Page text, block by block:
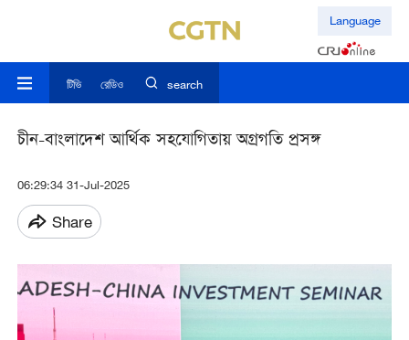
Language
টিভি রেডিও search
চীন-বাংলাদেশ আর্থিক সহযোগিতায় অগ্রগতি প্রসঙ্গ
06:29:34 31-Jul-2025
Share